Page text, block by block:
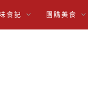
食記 團購美食